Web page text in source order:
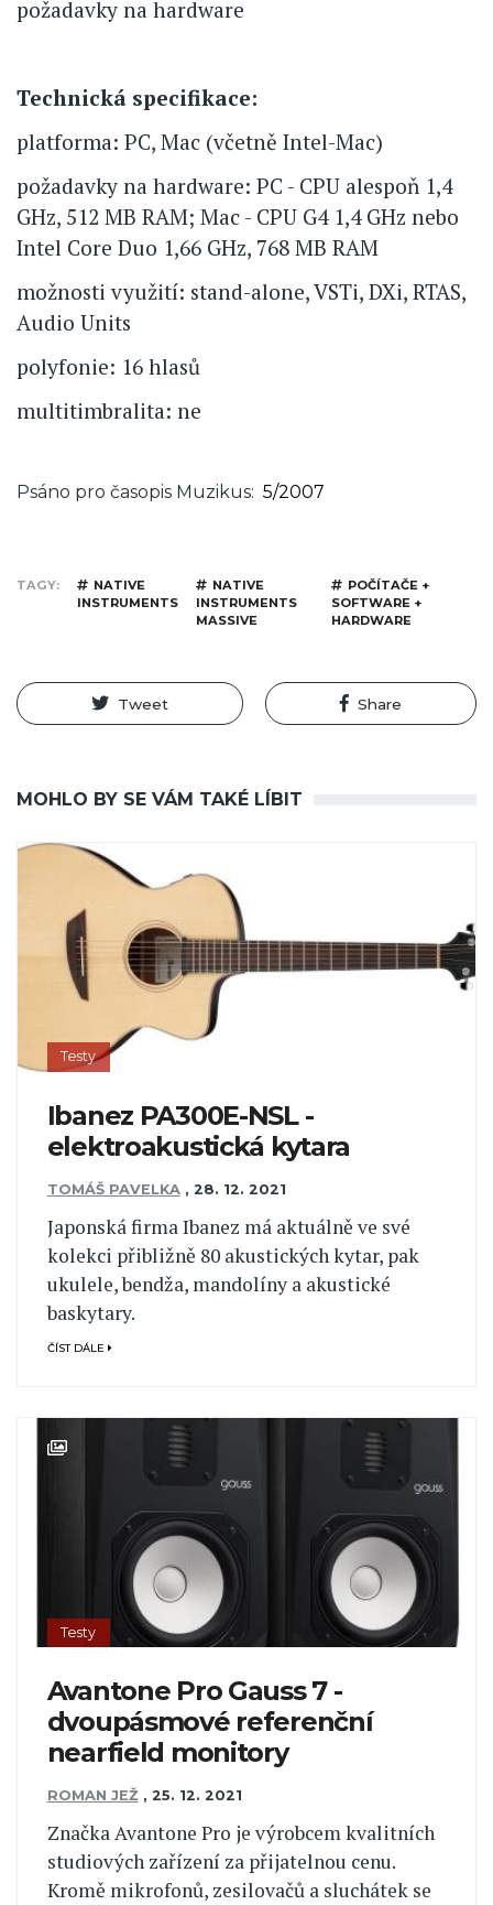
požadavky na hardware
Technická specifikace:
platforma: PC, Mac (včetně Intel-Mac)
požadavky na hardware: PC - CPU alespoň 1,4
GHz, 512 MB RAM; Mac - CPU G4 1,4 GHz nebo
Intel Core Duo 1,66 GHz, 768 MB RAM
možnosti využití: stand-alone, VSTi, DXi, RTAS,
Audio Units
polyfonie: 16 hlasů
multitimbralita: ne
Psáno pro časopis Muzikus 5/2007
TAGY
NATIVE
INSTRUMENTS
NATIVE
INSTRUMENTS
MASSIVE
POČÍTAČE +
SOFTWARE +
HARDWARE
Tweet Share
MOHLO BY SE VÁM TAKÉ LÍBIT
Testy
Ibanez PA300E-NSL -
elektroakustická kytara
TOMÁŠ PAVELKA , 28. 12. 2021
Japonská firma Ibanez má aktuálně ve své
kolekci přibližně 80 akustických kytar, pak
ukulele, bendža, mandolíny a akustické
baskytary.
ČÍST DÁLE
Testy
Avantone Pro Gauss 7 -
dvoupásmové referenční
nearfield monitory
ROMAN JEŽ , 25. 12. 2021
Značka Avantone Pro je výrobcem kvalitních
studiových zařízení za přijatelnou cenu.
Kromě mikrofonů, zesilovačů a sluchátek se